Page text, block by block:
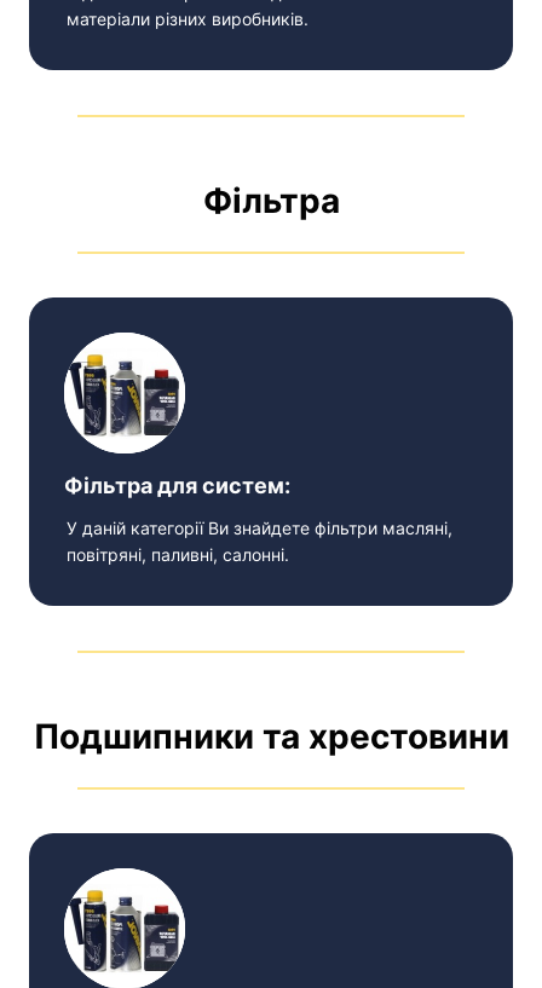
матеріали різних виробників.
Фільтра
Фільтра для систем:
У даній категорії Ви знайдете фільтри масляні,
повітряні, паливні, салонні.
Подшипники та хрестовини